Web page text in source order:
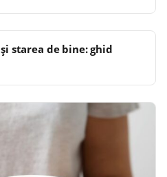
starea de bine: ghid